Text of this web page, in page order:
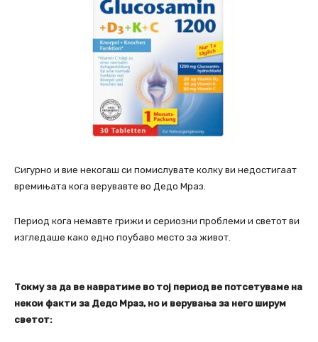
Сигурно и вие некогаш си помислувате колку ви недостигаат
времињата кога верувавте во Дедо Мраз.
Период кога немавте грижи и сериозни проблеми и светот ви
изгледаше како едно поубаво место за живот.
Токму за да ве навратиме во тој период ве потсетуваме на
некои факти за Дедо Мраз, но и верувања за него ширум
светот: